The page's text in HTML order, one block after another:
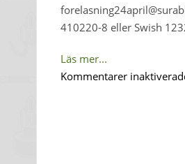
410220-8 eller Swish
Läs mer...
Kommentarer